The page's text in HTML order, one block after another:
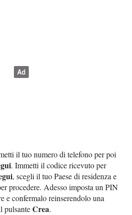
il tuo numero di telefono per poi
. Immetti il codice ricevuto per
, scegli il tuo Paese di residenza e
procedere. Adesso imposta un PIN
e confermalo reinserendolo una
pulsanteCrea.